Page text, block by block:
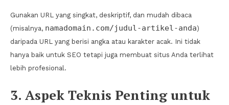
Gunakan URL yang singkat, deskriptif, dan mudah dibaca
(misalnya, namadomain.com/judul-artikel-anda)
daripada URL yang berisi angka atau karakter acak. Ini tidak
hanya baik untuk SEO tetapi juga membuat situs Anda terlihat
lebih profesional.
3. Aspek Teknis Penting untuk